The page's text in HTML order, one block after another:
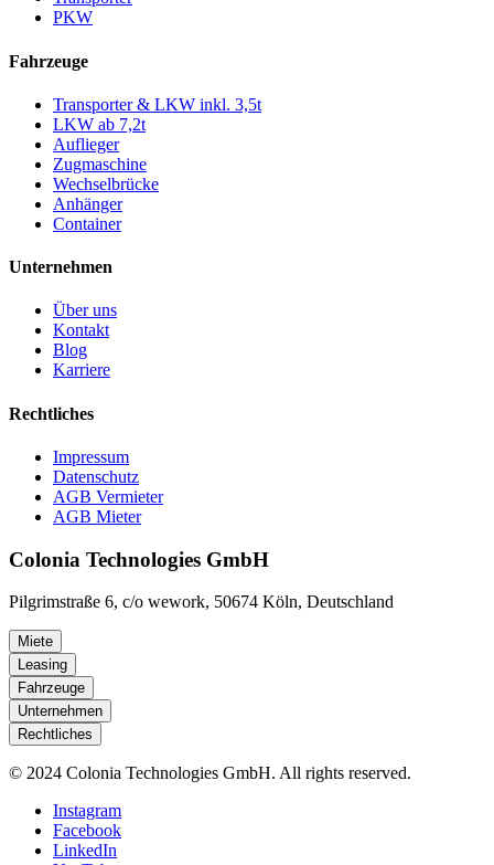
PKW
Fahrzeuge
Transporter & LKW inkl. 3,5t
LKW ab 7,2t
Auflieger
Zugmaschine
Wechselbrücke
Anhänger
Container
Unternehmen
Über uns
Kontakt
Blog
Karriere
Rechtliches
Impressum
Datenschutz
AGB Vermieter
AGB Mieter
Colonia Technologies GmbH
Pilgrimstraße 6, c/o wework, 50674 Köln, Deutschland
Miete
Leasing
Fahrzeuge
Unternehmen
Rechtliches
© 2024 Colonia Technologies GmbH. All rights reserved.
Instagram
Facebook
LinkedIn